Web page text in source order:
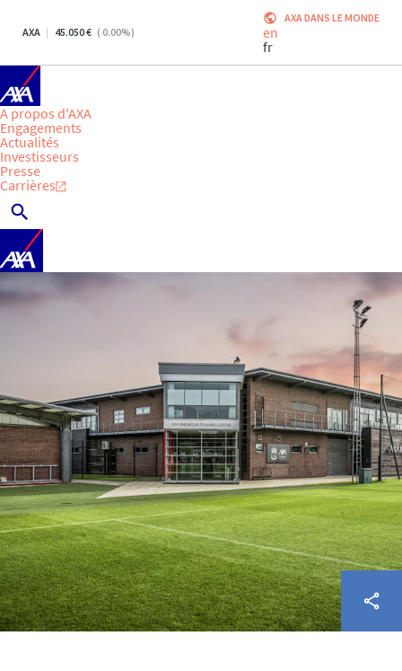
AXA 45.050 ( 0.00%)
AXA DANS LE MONDE
en
fr
A propos d'AXA
Engagements
Actualités
Investisseurs
Presse
Carrières